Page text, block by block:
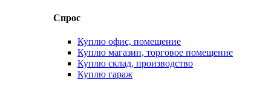
Спрос
Куплю офис, помещение
Куплю магазин, торговое помещение
Куплю склад, производство
Куплю гараж